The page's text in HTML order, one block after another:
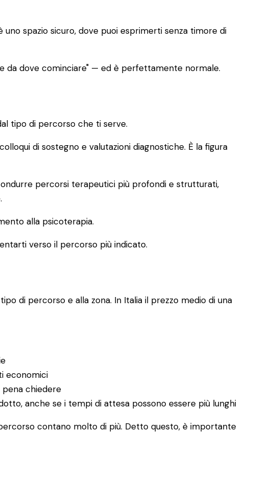
spazio sicuro, dove puoi esprimerti senza timore di
da dove cominciare" — ed è perfettamente normale.
tipo di percorso che ti serve.
di sostegno e valutazioni diagnostiche. È la figura
percorsi terapeutici più profondi e strutturati,
alla psicoterapia.
verso il percorso più indicato.
di percorso e alla zona. In Italia il prezzo medio di una
economici
pena chiedere
anche se i tempi di attesa possono essere più lunghi
contano molto di più. Detto questo, è importante